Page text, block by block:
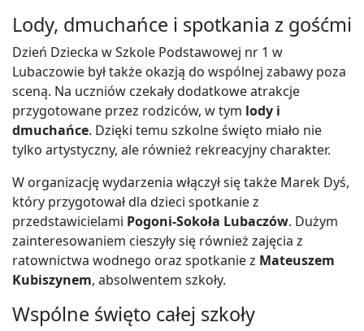
Lody, dmuchańce i spotkania z gośćmi
Dzień Dziecka w Szkole Podstawowej nr 1 w
Lubaczowie był także okazją do wspólnej zabawy poza
sceną. Na uczniów czekały dodatkowe atrakcje
przygotowane przez rodziców, w tym lody i
dmuchańce. Dzięki temu szkolne święto miało nie
tylko artystyczny, ale również rekreacyjny charakter.
W organizację wydarzenia włączył się także Marek Dyś,
który przygotował dla dzieci spotkanie z
przedstawicielami Pogoni-Sokoła Lubaczów. Dużym
zainteresowaniem cieszyły się również zajęcia z
ratownictwa wodnego oraz spotkanie z Mateuszem
Kubiszynem, absolwentem szkoły.
Wspólne święto całej szkoły